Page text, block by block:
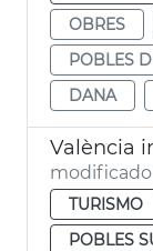
OBRES
POBLES
DANA
TURISMO
POBLES